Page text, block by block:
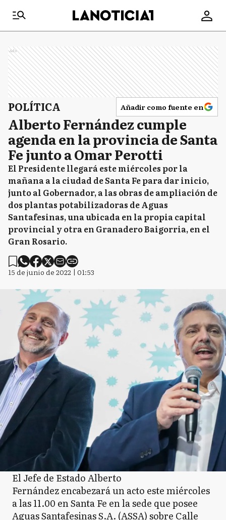
Ads
POLÍTICA Añadir como fuente en
Alberto Fernández cumple
agenda en la provincia de Santa
Fe junto a Omar Perotti
El Presidente llegará este miércoles por la
mañana a la ciudad de Santa Fe para dar inicio,
junto al Gobernador, a las obras de ampliación de
dos plantas potabilizadoras de Aguas
Santafesinas, una ubicada en la propia capital
provincial y otra en Granadero Baigorria, en el
Gran Rosario.
15 de junio de 2022 | 01:53
El Jefe de Estado Alberto
Fernández encabezará un acto este miércoles
a las 11.00 en Santa Fe en la sede que posee
Aguas Santafesinas S.A. (ASSA) sobre Calle